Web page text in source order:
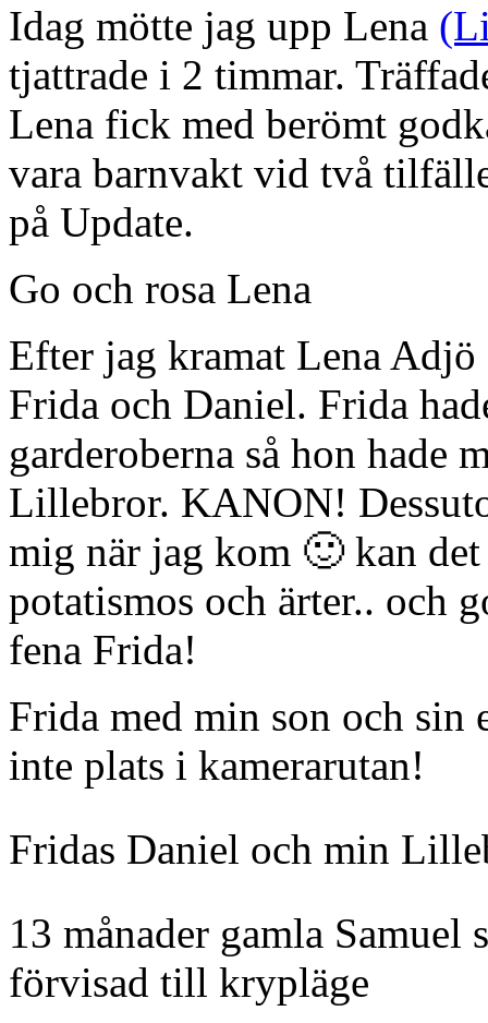
Idag mötte jag upp Lena
tjattrade i 2 timmar.
Lena fick med berömt
vara barnvakt vid två
på Update.
Go och rosa Lena
Efter jag kramat Lena
Frida och Daniel. Frida
garderoberna så hon hade
Lillebror. KANON!
mig när jag kom 🙂 kan
potatismos och ärter.. och
fena Frida!
Frida med min son och sin
inte plats i kamerarutan!
Fridas Daniel och min
13 månader gamla
förvisad till krypläge